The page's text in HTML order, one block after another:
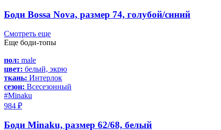
Боди Bossa Nova, размер 74, голубой/синий
Смотреть еще
Еще боди-топы
пол: male
цвет: белый, экрю
ткань: Интерлок
сезон: Всесезонный
#Minaku
984 ₽
Боди Minaku, размер 62/68, белый